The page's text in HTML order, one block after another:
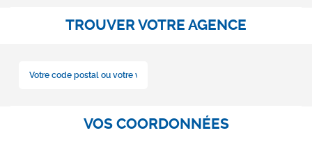
TROUVER VOTRE AGENCE
VOS COORDONNÉES